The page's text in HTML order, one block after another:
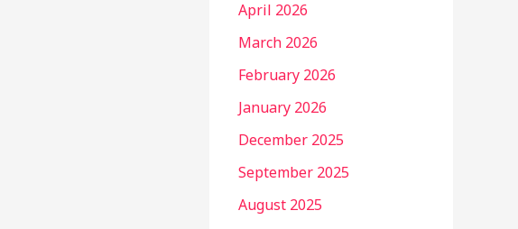
April 2026
March 2026
February 2026
January 2026
December 2025
September 2025
August 2025